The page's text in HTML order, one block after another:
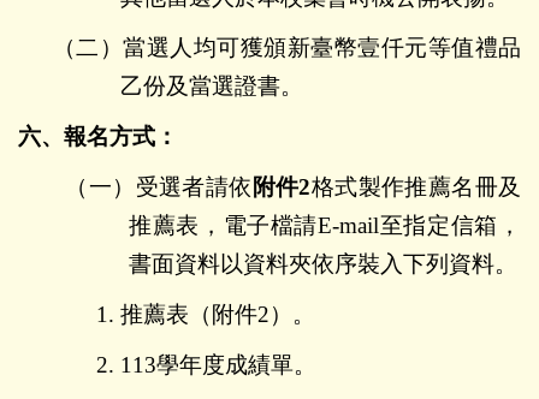
（二）當選人均可獲頒新臺幣壹仟元等值禮品
乙份及當選證書。
六、報名方式：
（一）受選者請依 附件2格式製作推薦名冊及
推薦表，電子檔請E-mail至指定信箱，
書面資料以資料夾依序裝入下列資料。
1.推薦表（附件2）。
2. 113學年度成績單。